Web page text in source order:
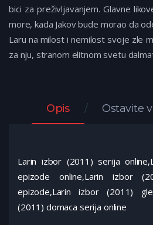
bici za preživljavanjem. Glavne
more, kada Jakov bude morao da
Laru na milost i nemilost svoje zle
za nju, stranom elitnom svetu
Opis Ostavite
Larin izbor (2011) serija
epizode online,Larin izbor
epizode,Larin izbor (2011)
(2011) domaca serija online